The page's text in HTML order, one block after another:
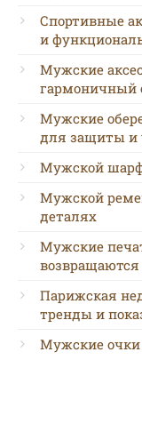
Спортивные
и
Мужские
гармоничный
Мужские
для защиты и
Мужской
Мужской
деталях
Мужские
возвращаются
Парижская
тренды и
Мужские очки